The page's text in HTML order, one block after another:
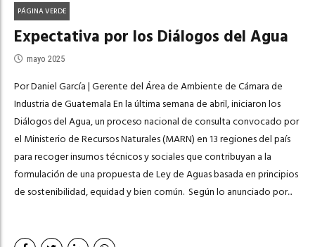
PÁGINA VERDE
Expectativa por los Diálogos del Agua
mayo 2025
Por Daniel García | Gerente del Área de Ambiente de Cámara de
Industria de Guatemala En la última semana de abril, iniciaron los
Diálogos del Agua, un proceso nacional de consulta convocado por
el Ministerio de Recursos Naturales (MARN) en 13 regiones del país
para recoger insumos técnicos y sociales que contribuyan a la
formulación de una propuesta de Ley de Aguas basada en principios
de sostenibilidad, equidad y bien común. Según lo anunciado por...